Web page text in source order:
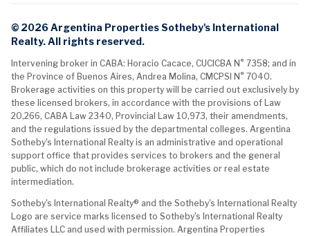
© 2026 Argentina Properties Sotheby's International
Realty. All rights reserved.
Intervening broker in CABA: Horacio Cacace, CUCICBA N° 7358; and in
the Province of Buenos Aires, Andrea Molina, CMCPSI N° 7040.
Brokerage activities on this property will be carried out exclusively by
these licensed brokers, in accordance with the provisions of Law
20,266, CABA Law 2340, Provincial Law 10,973, their amendments,
and the regulations issued by the departmental colleges. Argentina
Sotheby's International Realty is an administrative and operational
support office that provides services to brokers and the general
public, which do not include brokerage activities or real estate
intermediation.
Sotheby's International Realty® and the Sotheby's International Realty
Logo are service marks licensed to Sotheby's International Realty
Affiliates LLC and used with permission. Argentina Properties